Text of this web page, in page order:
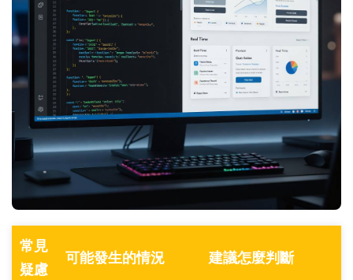
常見
疑慮
可能發生的情況 建議怎麼判斷